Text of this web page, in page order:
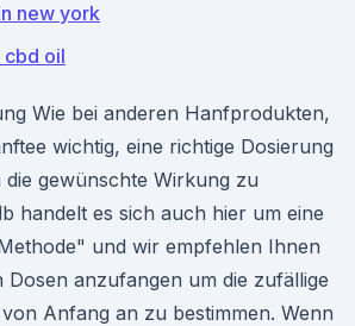
new york
cbd oil
Wie bei anderen Hanfprodukten,
wichtig, eine richtige Dosierung
die gewünschte Wirkung zu
handelt es sich auch hier um eine
und wir empfehlen Ihnen
Dosen anzufangen um die zufällige
Anfang an zu bestimmen. Wenn